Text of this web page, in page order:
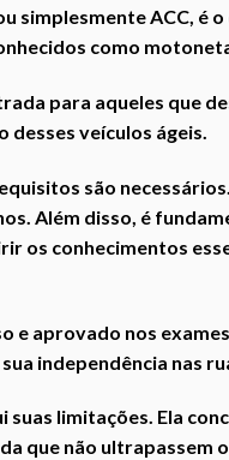
simplesmente ACC, é
como
para aqueles que
desses veículos ágeis.
são
Além disso, é
os conhecimentos
e aprovado nos
independência nas
suas limitações. Ela
que não ultrapassem